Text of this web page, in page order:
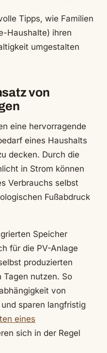
Tipps, wie Familien
Haushalte) ihren
umgestalten
von
eine hervorragende
eines Haushalts
decken. Durch die
in Strom können
Verbrauchs selbst
Fußabdruck
Speicher
für die PV-Anlage
produzierten
Tagen nutzen. So
von
sparen langfristig
eines
sich in der Regel